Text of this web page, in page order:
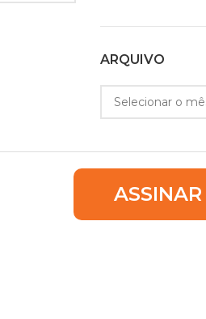
ARQUIVO
ASSINAR